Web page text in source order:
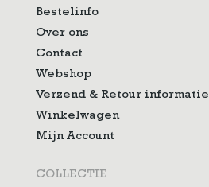
Bestelinfo
Over ons
Contact
Webshop
Verzend & Retour informatie
Winkelwagen
Mijn Account
COLLECTIE